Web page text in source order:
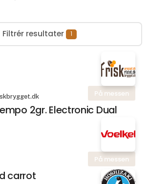
Filtrér resultater 1
På messen
2gr. Electronic Dual
På messen
carrot